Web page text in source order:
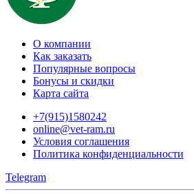
О компании
Как заказать
Популярные вопросы
Бонусы и скидки
Карта сайта
+7(915)1580242
online@vet-ram.ru
Условия соглашения
Политика конфиденциальности
Telegram